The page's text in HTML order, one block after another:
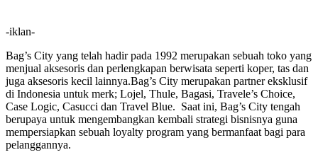
-iklan-
Bag’s City yang telah hadir pada 1992 merupakan sebuah toko yang
menjual aksesoris dan perlengkapan berwisata seperti koper, tas dan
juga aksesoris kecil lainnya.Bag’s City merupakan partner eksklusif
di Indonesia untuk merk; Lojel, Thule, Bagasi, Travele’s Choice,
Case Logic, Casucci dan Travel Blue. Saat ini, Bag’s City tengah
berupaya untuk mengembangkan kembali strategi bisnisnya guna
mempersiapkan sebuah loyalty program yang bermanfaat bagi para
pelanggannya.